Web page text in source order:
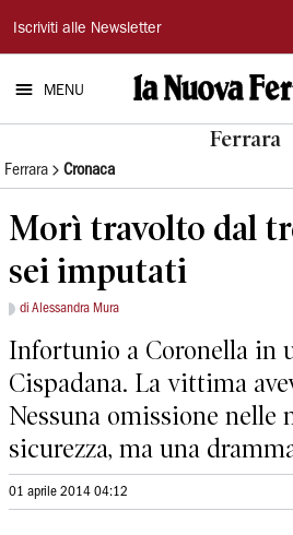
La
Nuova
Ferrara
Iscriviti alle Newsletter
MENU
Ferrara
Ferrara Cronaca
Morì travolto dal
sei imputati
di Alessandra Mura
Infortunio a Coronella in
Cispadana. La vittima
Nessuna omissione nelle
sicurezza, ma una
01 aprile 2014 04:12